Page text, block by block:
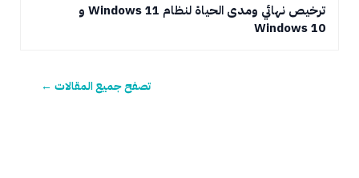
ترخيص نهائي ومدى الحياة لنظام Windows 11 و
Windows 10
تصفح جميع المقالات ←